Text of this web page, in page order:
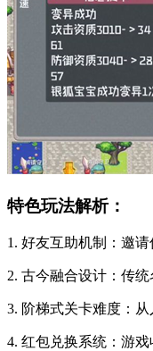
特色玩法解析：
1. 好友互助机制：邀
2. 古今融合设计：传
3. 阶梯式关卡难度：
4. 红包兑换系统：游